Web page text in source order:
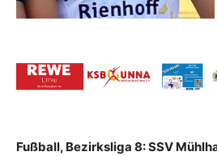
Fußball, Bezirksliga 8: SSV